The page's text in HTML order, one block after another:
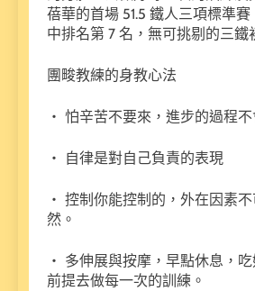
蓓華的首場 51.5 鐵人三項標準賽
中排名第 7 名，無可挑剔的三鐵
團畯教練的身教心法
・ 怕辛苦不要來，進步的過程
・ 自律是對自己負責的表現
・ 控制你能控制的，外在因素
然。
・ 多伸展與按摩，早點休息，
前提去做每一次的訓練。